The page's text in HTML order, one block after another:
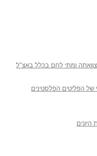
ומתי לחם בכלל באצ"ל
הפליטים הפלסטינים